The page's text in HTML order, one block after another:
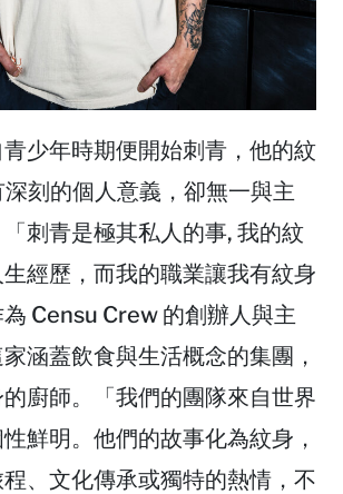
少年時期便開始刺青，他的紋
刻的個人意義，卻無一與主
刺青是極其私人的事, 我的紋
經歷，而我的職業讓我有紋身
Censu Crew 的創辦人與主
涵蓋飲食與生活概念的集團，
廚師。「我們的團隊來自世界
鮮明。他們的故事化為紋身，
、文化傳承或獨特的熱情，不